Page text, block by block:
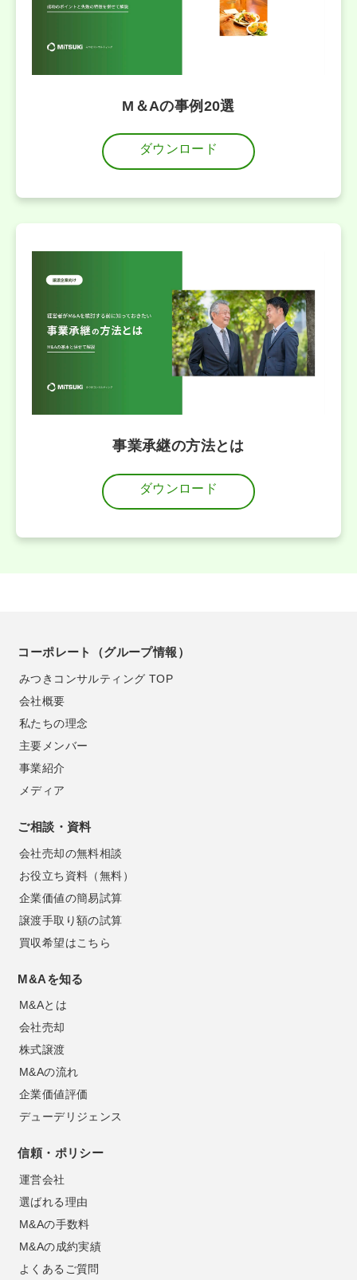
M＆Aの事例20選
ダウンロード
事業承継の方法とは
ダウンロード
コーポレート（グループ情報）
みつきコンサルティング TOP
会社概要
私たちの理念
主要メンバー
事業紹介
メディア
ご相談・資料
会社売却の無料相談
お役立ち資料（無料）
企業価値の簡易試算
譲渡手取り額の試算
買収希望はこちら
M&Aを知る
M&Aとは
会社売却
株式譲渡
M&Aの流れ
企業価値評価
デューデリジェンス
信頼・ポリシー
運営会社
選ばれる理由
M&Aの手数料
M&Aの成約実績
よくあるご質問